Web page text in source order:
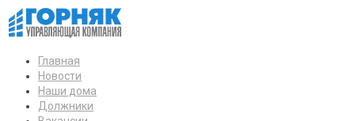
Главная
Новости
Наши дома
Должники